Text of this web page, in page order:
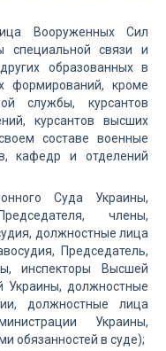
Вооруженных Сил
специальной связи и
образованных в
формирований, кроме
службы, курсантов
курсантов высших
составе военные
кафедр и отделений
Суда Украины,
члены,
должностные лица
Председатель,
инспекторы Высшей
Украины, должностные
должностные лица
Украины,
обязанностей в суде);